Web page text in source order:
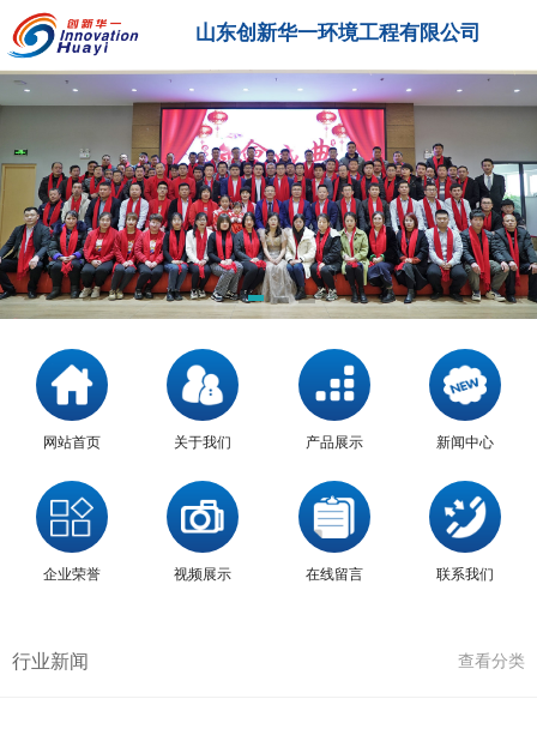
山东创新华一环境工程有限公司
网站首页 关于我们 产品展示 新闻中心
企业荣誉 视频展示 在线留言 联系我们
行业新闻 查看分类